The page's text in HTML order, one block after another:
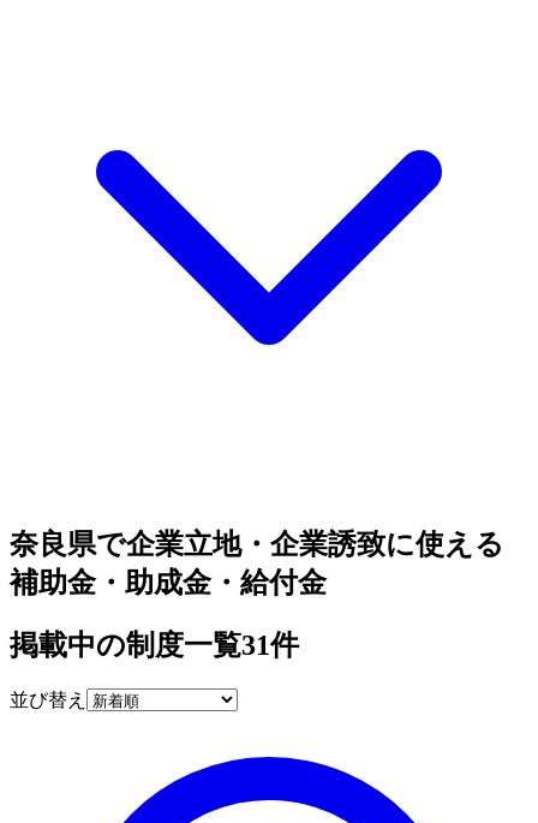
奈良県で企業立地・企業誘致に使える
補助金・助成金・給付金
掲載中の制度一覧31件
並び替え